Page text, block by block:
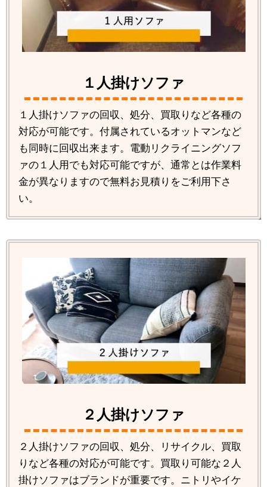
１人掛けソファ
１人掛けソファの回収、処分、買取りなど各種の
対応が可能です。付属されているオットマンなど
も同時に回収出来ます。電動リクライニングソフ
ァの１人用でも対応可能ですが、通常とは作業料
金が異なりますので無料お見積りをご利用下さ
い。
２人掛けソファ
２人掛けソファの回収、処分、リサイクル、買取
りなど各種の対応が可能です。買取り可能な２人
掛けソファはブランドが重要です。ニトリやイケ